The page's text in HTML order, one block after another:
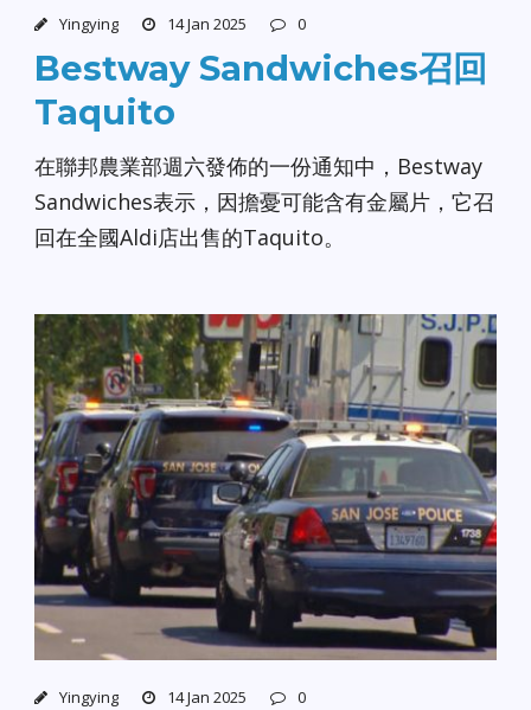
Yingying 14 Jan 2025 0
Bestway Sandwiches召回
Taquito
在聯邦農業部週六發佈的一份通知中，Bestway
Sandwiches表示，因擔憂可能含有金屬片，它召
回在全國Aldi店出售的Taquito。
Yingying 14 Jan 2025 0